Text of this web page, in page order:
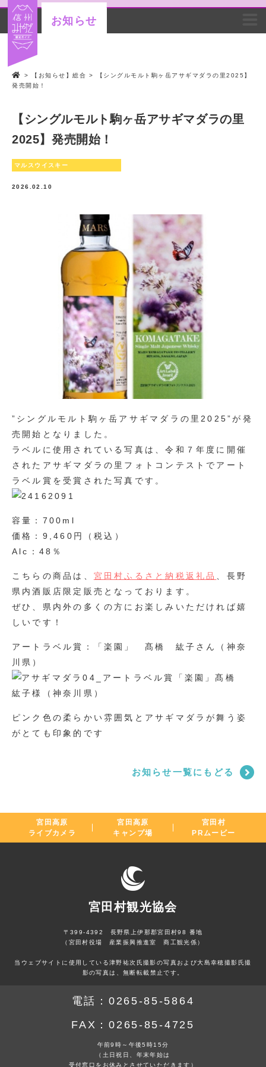
お知らせ
> 【お知らせ】総合 >
【シングルモルト駒ヶ岳アサギマダラの里2025】
発売開始！
【シングルモルト駒ヶ岳アサギマダラの里
2025】発売開始！
マルスウイスキー
2026.02.10
”シングルモルト駒ヶ岳アサギマダラの里2025”が発
売開始となりました。
ラベルに使用されている写真は、令和７年度に開催
されたアサギマダラの里フォトコンテストでアート
ラベル賞を受賞された写真です。
容量：700ml
価格：9,460円（税込）
Alc：48％
こちらの商品は、 宮田村ふるさと納税返礼品
、長野
県内酒販店限定販売となっております。
ぜひ、県内外の多くの方にお楽しみいただければ嬉
しいです！
アートラベル賞：「楽園」 髙橋 紘子さん（神奈
川県）
ピンク色の柔らかい雰囲気とアサギマダラが舞う姿
がとても印象的です
お知らせ一覧にもどる
宮田高原
ライブカメラ
宮田高原
キャンプ場
宮田村
PRムービー
宮田村観光協会
〒399-4392 長野県上伊那郡宮田村98 番地
（宮田村役場 産業振興推進室 商工観光係）
当ウェブサイトに使用している津野祐次氏撮影の写真および大島幸穂撮影氏撮
影の写真は、無断転載禁止です。
電話： 0265-85-5864
FAX：0265-85-4725
午前9時～午後5時15分
（土日祝日、年末年始は
受付窓口をお休みとさせていただきます）